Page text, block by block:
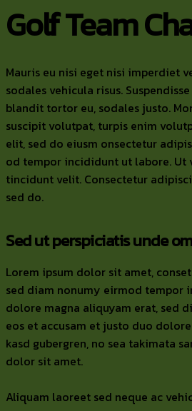
Golf Team
Mauris eu nisi eget nisi imperdiet
sodales vehicula risus.
blandit tortor eu, sodales justo.
suscipit volutpat, turpis enim
elit, sed do eiusm onsectetur
od tempor incididunt ut labore. Ut
tincidunt velit. Consectetur
sed do.
Sed ut perspiciatis unde
Lorem ipsum dolor sit amet,
sed diam nonumy eirmod tempor
dolore magna aliquyam erat, sed
eos et accusam et justo duo
kasd gubergren, no sea takimata
dolor sit amet.
Aliquam laoreet sed neque ac